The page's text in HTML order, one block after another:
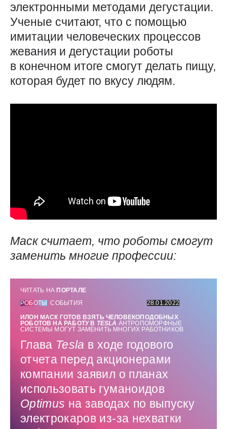
электронными методами дегустации.
Ученые считают, что с помощью
имитации человеческих процессов
жевания и дегустации роботы
в конечном итоге смогут делать пищу,
которая будет по вкусу людям.
Маск считает, что роботы смогут
заменить многие профессии:
ЧИТАТЬ НАПОРТАЛЕ
РОБОТЫ СОБЫТИЯ
28.01.2022
ИЛОН МАСК ГОТОВ ВЗЯТЬ ЧЕЛОВЕКОПОДОБНЫХ
РОБОТОВ НА РАБОТУ В TESLA АНТРОПОМОРФНЫЕ
СИСТЕМЫ МОГУТ ЗАМЕНИТЬ МНОГИХ РАБОТНИКОВ
Глава Tesla в ходе годового
отчета перед акционерами
компании заявил о планах
использовать гуманоидов
Optimus на заводах по выпуску
электрокаров из-за нехватки